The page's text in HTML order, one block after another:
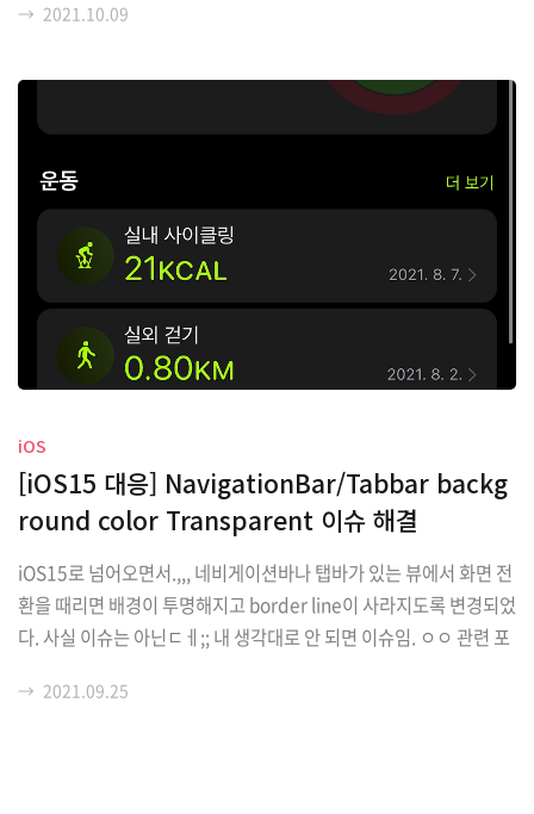
떼는, 여기에서는 커피를 상속받아 라떼가 탄생하게 됩니다! 마찬가
피는 부모 Class, 라떼와 아메리카노는 자식 Class가 됨니다. '커
피'는 '샷'이라는 항목을 갖고 있고, 이를 상속받은 자식들인 라떼와
class Coffee { let shot: Int init(shot: Int) ..
→ 2021.10.09
iOS
[iOS15 대응] NavigationBar/Tabbar backg
round color Transparent 이슈 해결
iOS15로 넘어오면서.,,, 네비게이션바나 탭바가 있는 뷰에서 화면 전
환을 때리면 배경이 투명해지고 border line이 사라지도록 변경되었
다. 사실 이슈는 아닌ㄷㅔ;; 내 생각대로 안 되면 이슈임. ㅇㅇ 관련 포
arTintColor not working in iOS 15 | Apple Developer Forums
→ 2021.09.25